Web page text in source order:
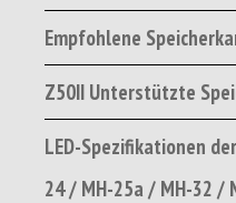
Empfohlene
Z50II Unterstützte
LED-Spezifikationen
24 / MH-25a / MH-32 /